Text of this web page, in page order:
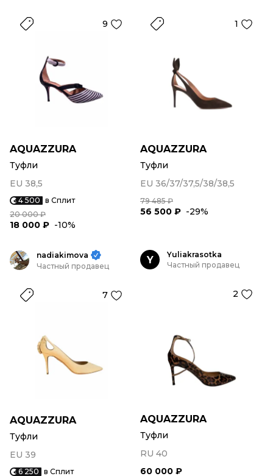
9
AQUAZZURA
Туфли
EU 38,5
4 500 в Сплит
20 000 ₽
18 000 ₽ -10%
1
AQUAZZURA
Туфли
EU 36/37/37,5/38/38,5
79 485 ₽
56 500 ₽ -29%
nadiakimova
Частный продавец
7
AQUAZZURA
Туфли
EU 39
6 250 в Сплит
Y
Yuliakrasotka
Частный продавец
2
AQUAZZURA
Туфли
RU 40
60 000 ₽